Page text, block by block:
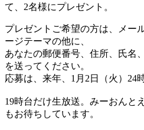
て、2名様にプレゼント。
プレゼントご希望の方は、メー
ージテーマの他に、
あなたの郵便番号、住所、氏名
を送ってください。
応募は、来年、1月2日（火）24
19時台だけ生放送。みーおんと
もお待ちしています。